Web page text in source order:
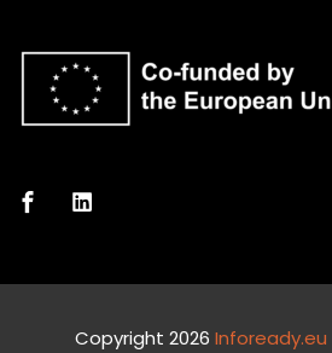
Copyright 2026 Infoready.eu